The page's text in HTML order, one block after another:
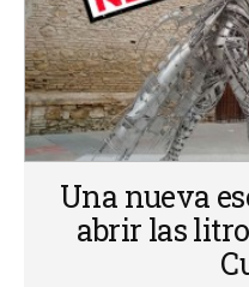
Una nueva
abrir las